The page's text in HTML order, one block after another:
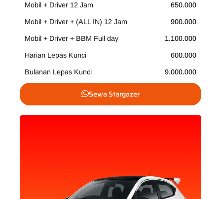
Mobil + Driver 12 Jam 650.000
Mobil + Driver + (ALL IN) 12 Jam 900.000
Mobil + Driver + BBM Full day 1.100.000
Harian Lepas Kunci 600.000
Bulanan Lepas Kunci 9.000.000
Sewa Stargazer